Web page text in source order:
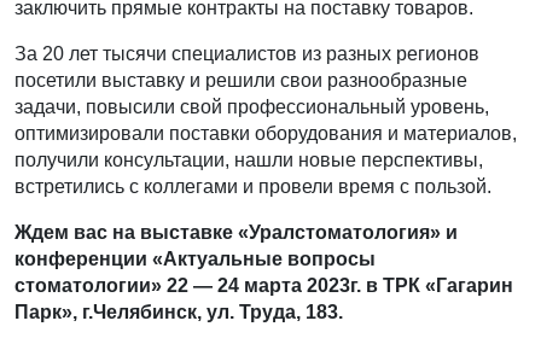
заключить прямые контракты на поставку товаров.
За 20 лет тысячи специалистов из разных регионов
посетили выставку и решили свои разнообразные
задачи, повысили свой профессиональный уровень,
оптимизировали поставки оборудования и материалов,
получили консультации, нашли новые перспективы,
встретились с коллегами и провели время с пользой.
Ждем вас на выставке «Уралстоматология» и
конференции «Актуальные вопросы
стоматологии» 22 — 24 марта 2023г. в ТРК «Гагарин
Парк», г.Челябинск, ул. Труда, 183.